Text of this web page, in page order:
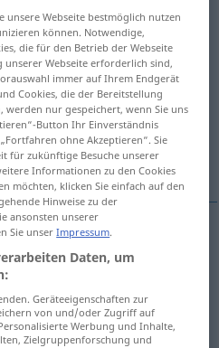
anklicken/antippen)
unbehaglich
spiacevole
unsere Webseite bestmöglich nutzen
können. Notwendige,
die für den Betrieb der Webseite
Webseite erforderlich sind,
immer auf Ihrem Endgerät
Cookies, die der Bereitstellung
nur gespeichert, wenn Sie uns
Button Ihr Einverständnis
ohne Akzeptieren“. Sie
für zukünftige Besuche unserer
Informationen zu den Cookies
möchten, klicken Sie einfach auf den
Hinweise zu der
ansonsten unserer
Sie unserImpressum.
Daten, um
Geräteeigenschaften zur
von und/oder Zugriff auf
Werbung und Inhalte,
Zielgruppenforschung und